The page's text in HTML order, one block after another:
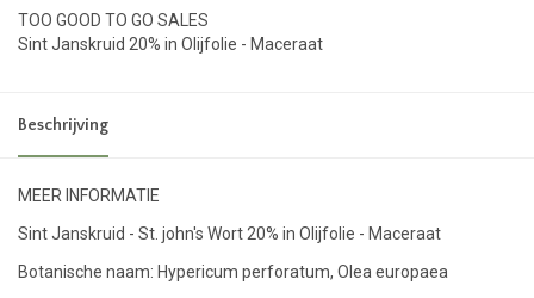
TOO GOOD TO GO SALES
Sint Janskruid 20% in Olijfolie - Maceraat
Beschrijving
MEER INFORMATIE
Sint Janskruid - St. john's Wort 20% in Olijfolie - Maceraat
Botanische naam: Hypericum perforatum, Olea europaea